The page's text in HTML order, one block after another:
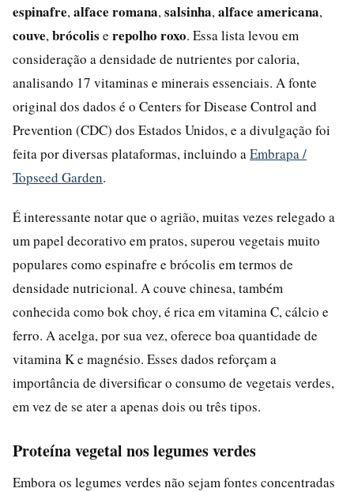
espinafre, alface romana, salsinha, alface americana,
couve, brócolis e repolho roxo. Essa lista levou em
consideração a densidade de nutrientes por caloria,
analisando 17 vitaminas e minerais essenciais. A fonte
original dos dados é o Centers for Disease Control and
Prevention (CDC) dos Estados Unidos, e a divulgação foi
feita por diversas plataformas, incluindo a Embrapa /
Topseed Garden.
É interessante notar que o agrião, muitas vezes relegado a
um papel decorativo em pratos, superou vegetais muito
populares como espinafre e brócolis em termos de
densidade nutricional. A couve chinesa, também
conhecida como bok choy, é rica em vitamina C, cálcio e
ferro. A acelga, por sua vez, oferece boa quantidade de
vitamina K e magnésio. Esses dados reforçam a
importância de diversificar o consumo de vegetais verdes,
em vez de se ater a apenas dois ou três tipos.
Proteína vegetal nos legumes verdes
Embora os legumes verdes não sejam fontes concentradas